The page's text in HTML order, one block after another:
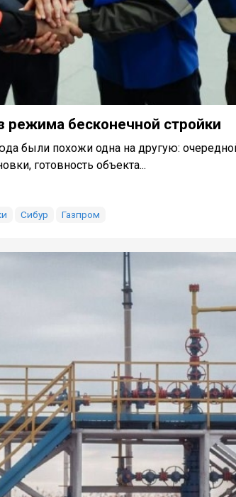
режима бесконечной стройки
были похожи одна на другую:
готовность объекта...
Сибур Газпром